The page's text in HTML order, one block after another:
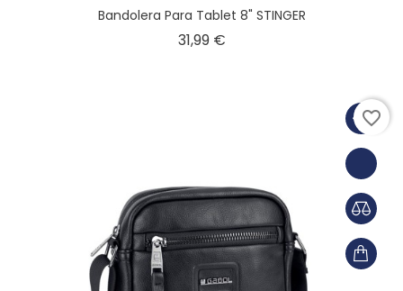
Bandolera Para Tablet 8" STINGER
31,99 €Precio
favorite_border